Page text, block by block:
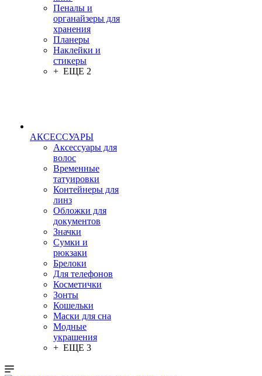
Пеналы и
органайзеры для
хранения
Планеры
Наклейки и
стикеры
+ ЕЩЕ 2
АКСЕССУАРЫ
Аксессуары для
волос
Временные
татуировки
Контейнеры для
линз
Обложки для
документов
Значки
Сумки и
рюкзаки
Брелоки
Для телефонов
Косметички
Зонты
Кошельки
Маски для сна
Модные
украшения
+ ЕЩЕ 3